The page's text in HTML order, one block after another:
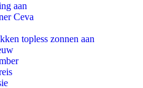
aan
Ceva
topless zonnen aan